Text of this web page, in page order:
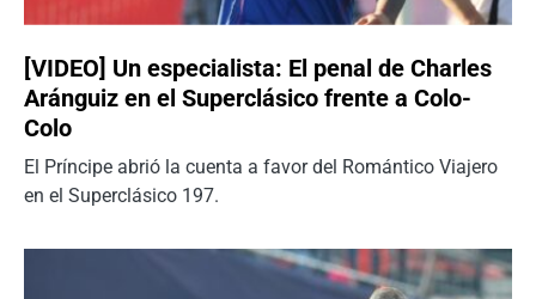
[VIDEO] Un especialista: El penal de Charles
Aránguiz en el Superclásico frente a Colo-
Colo
El Príncipe abrió la cuenta a favor del Romántico Viajero
en el Superclásico 197.